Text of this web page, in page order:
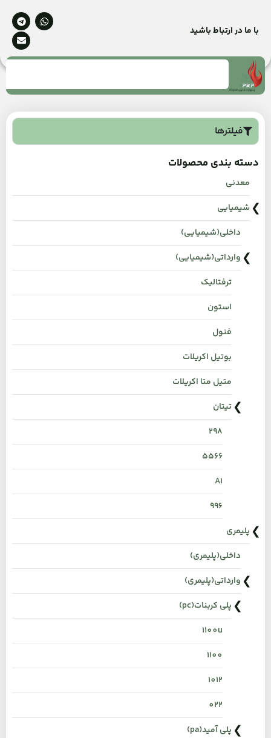
با ما در ارتباط باشید
فیلترها
دسته بندی محصولات
معدنی
شیمیایی
داخلی(شیمیایی)
وارداتی(شیمیایی)
ترفتالیک
استون
فنول
بوتیل اکریلات
متیل متا اکریلات
تیتان
298
۵۵۶۶
A1
996
پلیمری
داخلی(پلیمری)
وارداتی(پلیمری)
پلی کربنات(pc)
1100u
1100
1012
022
پلی آمید(pa)